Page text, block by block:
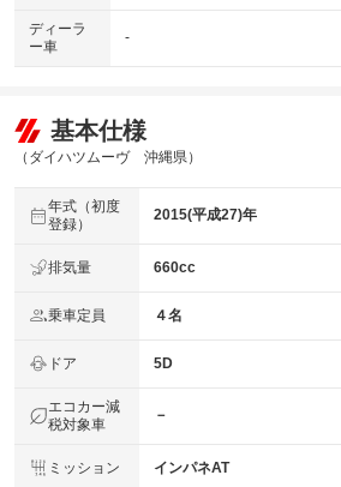
ディーラ
ー車
-
基本仕様
（ダイハツムーヴ 沖縄県）
年式（初度
登録）
2015(平成27)年
排気量 660cc
乗車定員 ４名
ドア 5D
エコカー減
税対象車
－
ミッション インパネAT